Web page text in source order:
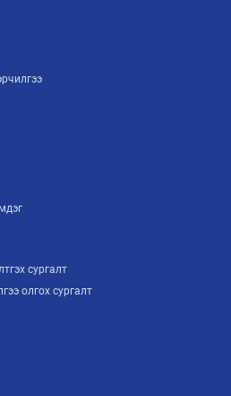
сургалт
олгох сургалт